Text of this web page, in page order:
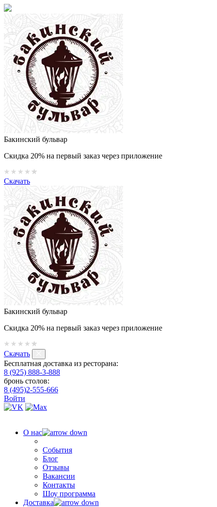
Бакинский бульвар
Скидка 20% на первый заказ через приложение
Скачать
Бакинский бульвар
Скидка 20% на первый заказ через приложение
Скачать
Бесплатная доставка из ресторана:
8 (925) 888-3-888
бронь столов:
8 (495)2-555-666
Войти
О нас
События
Блог
Отзывы
Вакансии
Контакты
Шоу программа
Доставка